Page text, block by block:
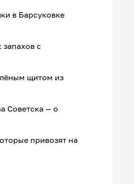
в Барсуковке
с
щитом из
Советска — о
привозят на